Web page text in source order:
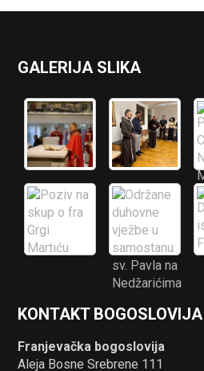
GALERIJA SLIKA
KONTAKT BOGOSLOVIJA
Franjevačka bogoslovija
Aleja Bosne Srebrene 111